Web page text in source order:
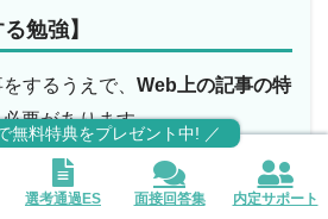
勉強】
するうえで、 Web上の記事の特
必要があります。
目でページ全体を見ることができ
らいです。
選考通過ES 面接回答集 内定サポート
無料特典をプレゼント中! ／